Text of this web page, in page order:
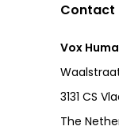
Contact
Vox
3131 CS
The